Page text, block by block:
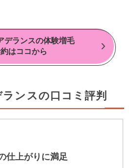
デランスの体験増毛
はココから
ンスの口コミ評判
仕上がりに満足